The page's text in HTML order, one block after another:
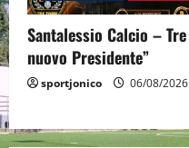
Santalessio Calcio –
nuovo Presidente”
sportjonico 06/08/2026